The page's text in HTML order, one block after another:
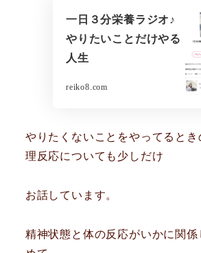
一日３分栄養ラジオ♪
やりたいことだけやる
人生
reiko8.com
やりたくないことをやってると
理反応についても少しだけ
お話しています。
精神状態と体の反応がいかに関